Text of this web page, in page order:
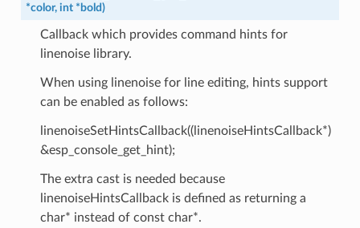
*color, int * bold)
Callback which provides command hints for
linenoise library.
When using linenoise for line editing, hints support
can be enabled as follows:
linenoiseSetHintsCallback((linenoiseHintsCallback*)
&esp_console_get_hint);
The extra cast is needed because
linenoiseHintsCallback is defined as returning a
char* instead of const char*.